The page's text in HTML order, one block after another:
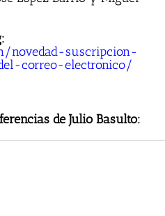
novedad-suscripcion-
correo-electronico/
de Julio Basulto: